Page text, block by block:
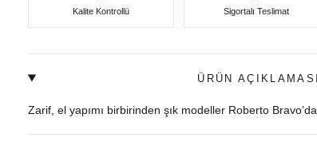
Kalite Kontrollü Sigortalı Teslimat
ÜRÜN AÇIKLAMASI
Zarif, el yapımı birbirinden şık modeller Roberto